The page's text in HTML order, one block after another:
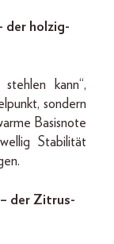
der holzig-
kann“,
sondern
Basisnote
Stabilität
der Zitrus-